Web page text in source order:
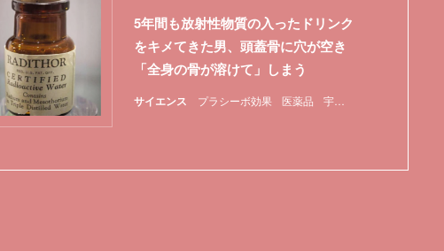
サイエンス プラシーボ効果 医薬品 宇宙放射線
5年間も放射性物質の入ったドリンク
をキメてきた男、頭蓋骨に穴が空き
「全身の骨が溶けて」しまう